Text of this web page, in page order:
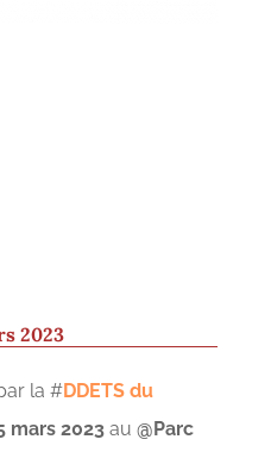
2023
la #DDETS du
mars 2023 au @Parc